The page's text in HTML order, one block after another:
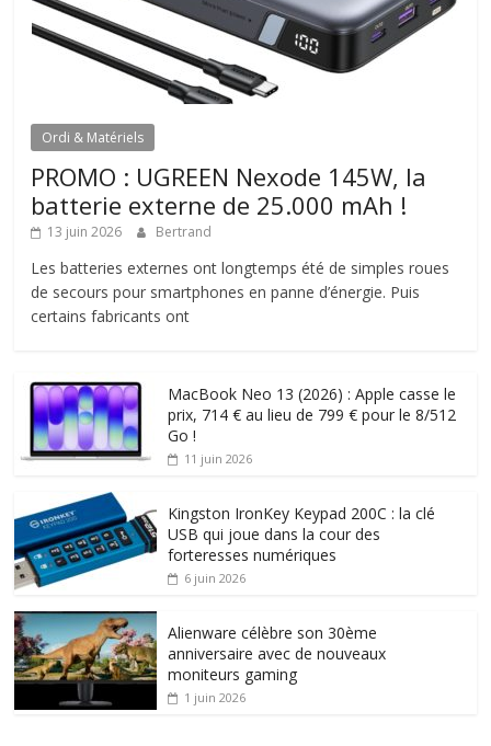
Ordi & Matériels
PROMO : UGREEN Nexode 145W, la
batterie externe de 25.000 mAh !
13 juin 2026 Bertrand
Les batteries externes ont longtemps été de simples roues
de secours pour smartphones en panne d’énergie. Puis
certains fabricants ont
MacBook Neo 13 (2026) : Apple casse le
prix, 714 € au lieu de 799 € pour le 8/512
Go !
11 juin 2026
Kingston IronKey Keypad 200C : la clé
USB qui joue dans la cour des
forteresses numériques
6 juin 2026
Alienware célèbre son 30ème
anniversaire avec de nouveaux
moniteurs gaming
1 juin 2026